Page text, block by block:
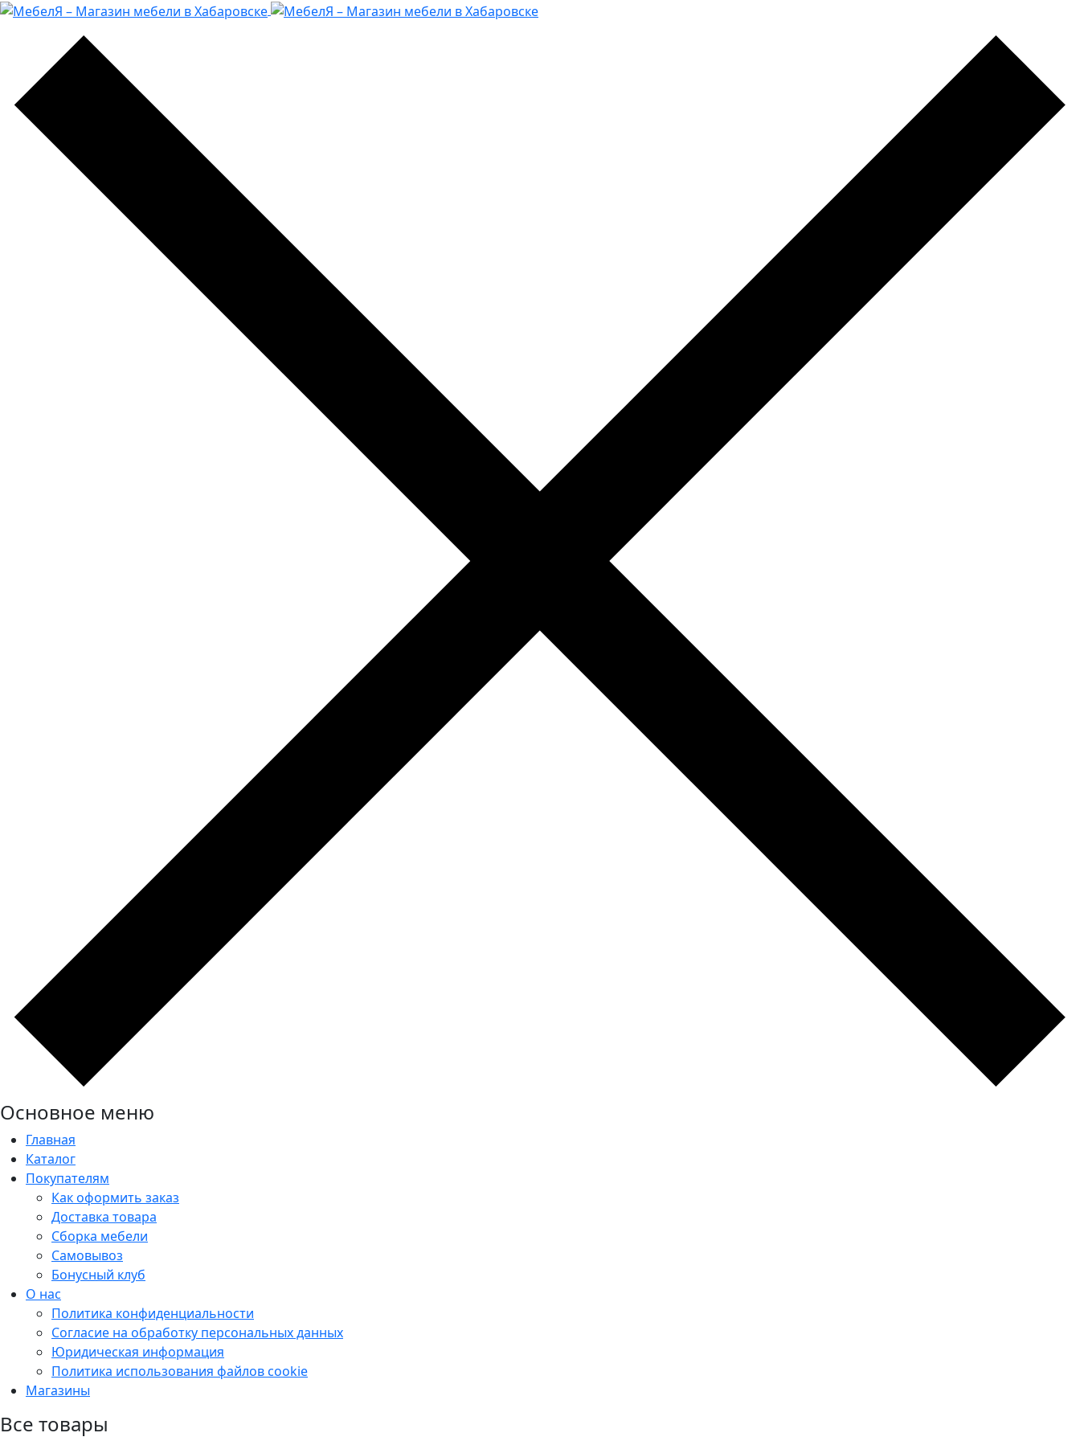
Основное меню
Главная
Каталог
Покупателям
Как оформить заказ
Доставка товара
Сборка мебели
Самовывоз
Бонусный клуб
О нас
Политика конфиденциальности
Согласие на обработку персональных данных
Юридическая информация
Политика использования файлов cookie
Магазины
Все товары